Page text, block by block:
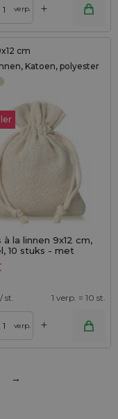
verp. +
cm
Katoen, polyester
à la linnen 9x12 cm,
10 stuks - met
trekkoord en
kraag
st. 1 verp. = 10 st.
verp. +
→